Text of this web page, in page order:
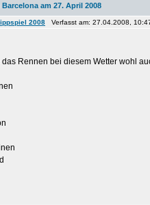
am 27. April 2008
2008 Verfasst am: 27.04.2008,
Rennen bei diesem Wetter wohl